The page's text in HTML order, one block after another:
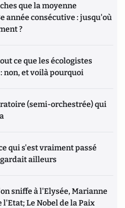
que la moyenne
année consécutive : jusqu'où
?
ce que les écologistes
non, et voilà pourquoi
(semi-orchestrée) qui
qui s'est vraiment passé
ailleurs
sniffe à l'Elysée, Marianne
l'Etat; Le Nobel de la Paix